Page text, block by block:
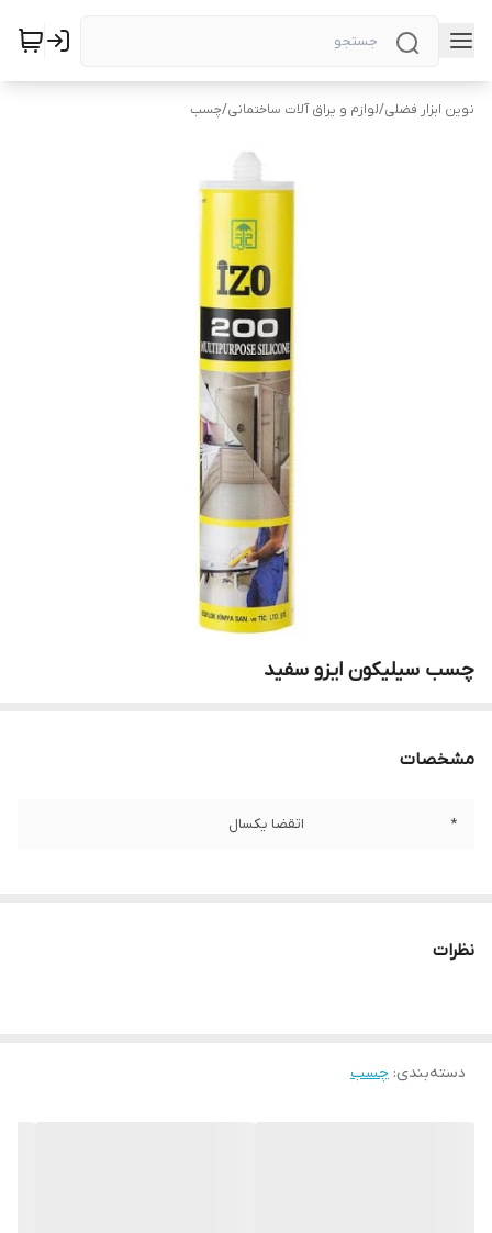
نوین ابزار فضلی/لوازم و یراق آلات ساختمانی/چسب
چسب سیلیکون ایزو سفید
مشخصات
* اتقضا یکسال
نظرات
دسته‌بندی: چسب